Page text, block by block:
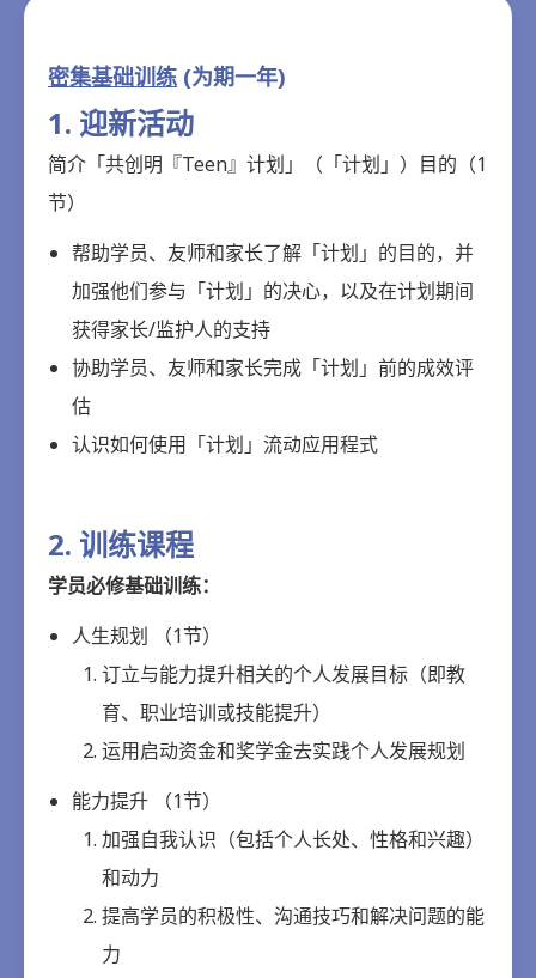
密集基础训练 (为期一年)
1. 迎新活动
简介「共创明『Teen』计划」（「计划」）目的（1
节）
帮助学员、友师和家长了解「计划」的目的，并
加强他们参与「计划」的决心，以及在计划期间
获得家长/监护人的支持
协助学员、友师和家长完成「计划」前的成效评
估
认识如何使用「计划」流动应用程式
2. 训练课程
学员必修基础训练：
人生规划 （1节）
订立与能力提升相关的个人发展目标（即教
育、职业培训或技能提升）
运用启动资金和奖学金去实践个人发展规划
能力提升 （1节）
加强自我认识（包括个人长处、性格和兴趣）
和动力
提高学员的积极性、沟通技巧和解决问题的能
力